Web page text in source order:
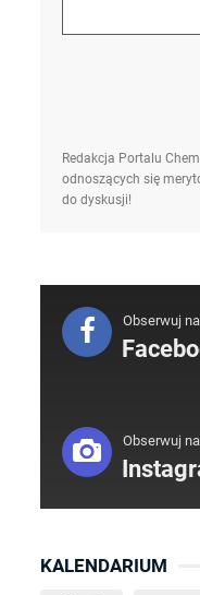
Redakcja Portalu
odnoszących się
do dyskusji!
Obserwuj
Obserwuj
KALENDARIUM